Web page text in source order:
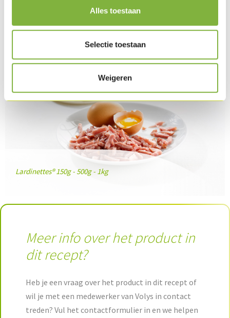
Alles toestaan
Selectie toestaan
Weigeren
Product in dit recept
Lardinettes® 150g - 500g - 1kg
Meer info over het product in
dit recept?
Heb je een vraag over het product in dit recept of
wil je met een medewerker van Volys in contact
treden? Vul het contactformulier in en we helpen